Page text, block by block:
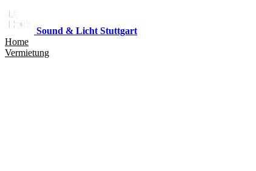
Sound & Licht Stuttgart
Home
Vermietung